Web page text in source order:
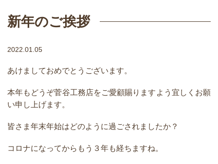
新年のご挨拶
2022.01.05
あけましておめでとうございます。
本年もどうぞ菅谷工務店をご愛顧賜りますよう宜しくお願
い申し上げます。
皆さま年末年始はどのように過ごされましたか？
コロナになってからもう３年も経ちますね。